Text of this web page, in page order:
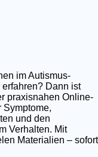
im Autismus-
Dann ist
praxisnahen Online-
Symptome,
und den
Verhalten. Mit
Materialien – sofort